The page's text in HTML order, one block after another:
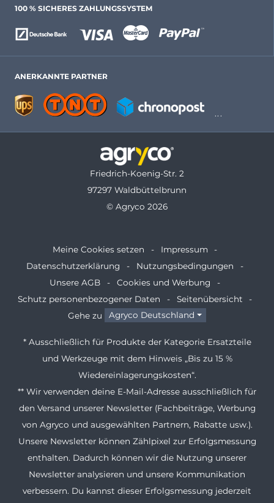
100 % SICHERES ZAHLUNGSSYSTEM
ANERKANNTE PARTNER
Friedrich-Koenig-Str. 2
97297 Waldbüttelbrunn
© Agryco 2026
Meine Cookies setzen
Impressum
Datenschutzerklärung
Nutzungsbedingungen
Unsere AGB
Cookies und Werbung
Schutz personenbezogener Daten
Seitenübersicht
Gehe zu
Agryco Deutschland
* Ausschließlich für Produkte der Kategorie Ersatzteile
und Werkzeuge mit dem Hinweis „Bis zu 15 %
Wiedereinlagerungskosten“.
** Wir verwenden deine E-Mail-Adresse ausschließlich für
den Versand unserer Newsletter (Fachbeiträge, Werbung
von Agryco und ausgewählten Partnern, Rabatte usw.).
Unsere Newsletter können Zählpixel zur Erfolgsmessung
enthalten. Dadurch können wir die Nutzung unserer
Newsletter analysieren und unsere Kommunikation
verbessern. Du kannst dieser Erfolgsmessung jederzeit